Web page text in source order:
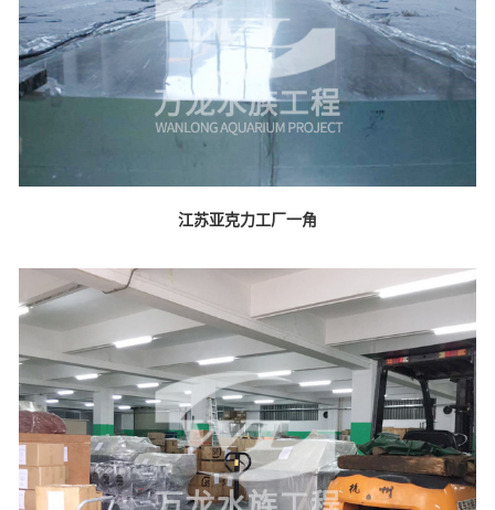
江苏亚克力工厂一角